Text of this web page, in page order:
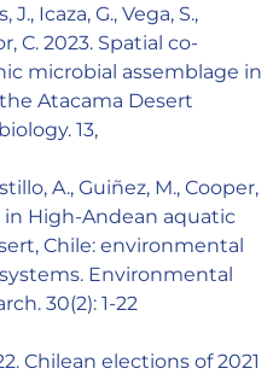
J., Icaza, G., Vega, S.,
C. 2023. Spatial co-
microbial assemblage in
Atacama Desert
13,
A., Guiñez, M., Cooper,
in High-Andean aquatic
Chile: environmental
Environmental
30(2): 1-22
Chilean elections of 2021